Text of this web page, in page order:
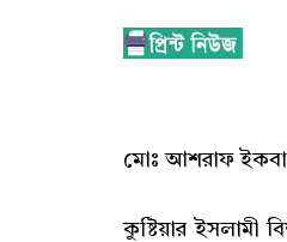
মোঃ আশরাফ
কুষ্টিয়ার ইসলামী